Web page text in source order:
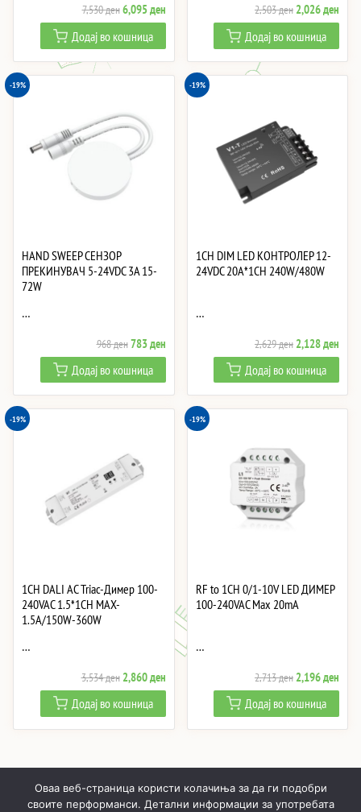
7,530денOriginal
price
was:
7,530 ден.
6,095денCurrent
price
is:
6,095 ден.
Додај во кошница
2,503ден Original
price
was:
2,503 ден.
2,026ден
price
is:
Додај во кошница
-19%
HAND SWEEP СЕНЗОР
ПРЕКИНУВАЧ 5-24VDC 3A 15-
72W
…
968денOriginal
price
was:
968 ден.
783денCurrent
price
is:
783 ден.
Додај во кошница
-19%
1CH DIM LED КОНТРОЛЕР 12-
24VDC 20A*1CH 240W/480W
…
2,629ден Original
price
was:
2,629 ден.
2,128ден
price
is:
Додај во кошница
-19%
1CH DALI AC Triac-Димер 100-
240VAC 1.5*1CH MAX-
1.5A/150W-360W
…
3,534ден Original
price
was:
3,534 ден.
2,860денCurrent
price
is:
2,860 ден.
Додај во кошница
-19%
RF to 1CH 0/1-10V LED ДИМЕР
100-240VAC Max 20mA
…
2,713ден Original
price
was:
2,713 ден.
2,196ден
price
is:
Додај во кошница
Оваа веб-страница користи колачиња за да ги подобри
своите перформанси. Детални информации за употребата